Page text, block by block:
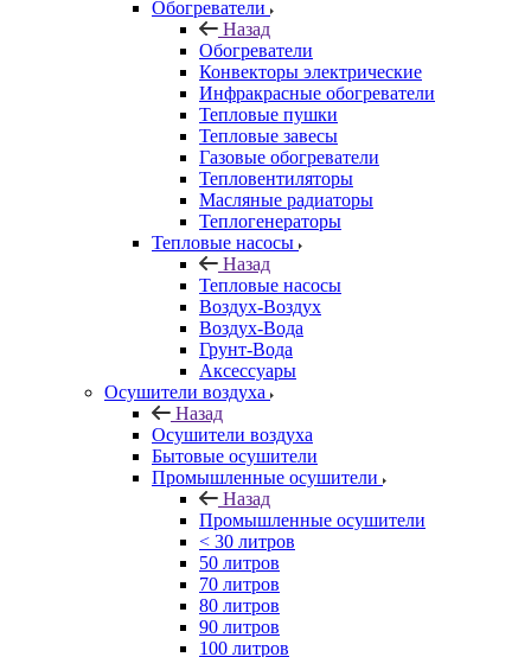
Обогреватели
Назад
Обогреватели
Конвекторы электрические
Инфракрасные обогреватели
Тепловые пушки
Тепловые завесы
Газовые обогреватели
Тепловентиляторы
Масляные радиаторы
Теплогенераторы
Тепловые насосы
Назад
Тепловые насосы
Воздух-Воздух
Воздух-Вода
Грунт-Вода
Аксессуары
Осушители воздуха
Назад
Осушители воздуха
Бытовые осушители
Промышленные осушители
Назад
Промышленные осушители
< 30 литров
50 литров
70 литров
80 литров
90 литров
100 литров